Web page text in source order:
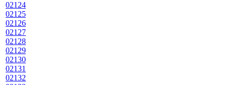
02124
02125
02126
02127
02128
02129
02130
02131
02132